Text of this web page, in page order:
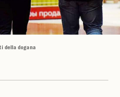
della dogana